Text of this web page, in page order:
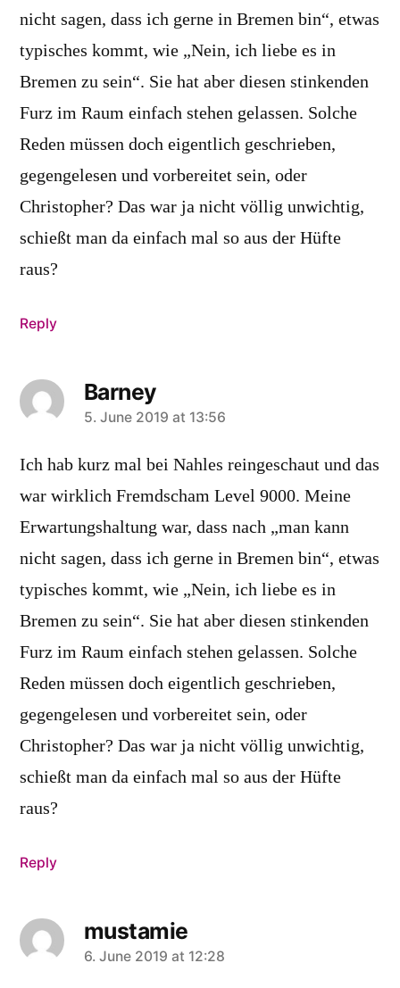
nicht sagen, dass ich gerne in Bremen bin“, etwas
typisches kommt, wie „Nein, ich liebe es in
Bremen zu sein“. Sie hat aber diesen stinkenden
Furz im Raum einfach stehen gelassen. Solche
Reden müssen doch eigentlich geschrieben,
gegengelesen und vorbereitet sein, oder
Christopher? Das war ja nicht völlig unwichtig,
schießt man da einfach mal so aus der Hüfte
raus?
Reply
Barney
says:
5. June 2019 at 13:56
Ich hab kurz mal bei Nahles reingeschaut und das
war wirklich Fremdscham Level 9000. Meine
Erwartungshaltung war, dass nach „man kann
nicht sagen, dass ich gerne in Bremen bin“, etwas
typisches kommt, wie „Nein, ich liebe es in
Bremen zu sein“. Sie hat aber diesen stinkenden
Furz im Raum einfach stehen gelassen. Solche
Reden müssen doch eigentlich geschrieben,
gegengelesen und vorbereitet sein, oder
Christopher? Das war ja nicht völlig unwichtig,
schießt man da einfach mal so aus der Hüfte
raus?
Reply
mustamie
says:
6. June 2019 at 12:28